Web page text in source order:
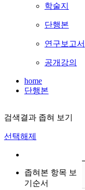
학술지
단행본
연구보고서
공개강의
home
단행본
검색결과 좁혀 보기
선택해제
좁혀본 항목 보
기순서